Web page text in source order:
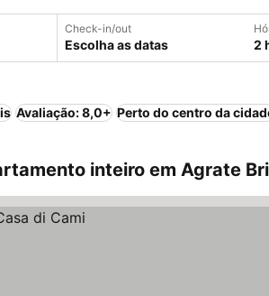
Check-in/out
Escolha as datas 2
Avaliação: 8,0+ Perto do centro da
inteiro em Agrate